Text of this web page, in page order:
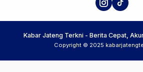
Kabar Jateng Terkni - Berita Cepat,
Copyright © 2025